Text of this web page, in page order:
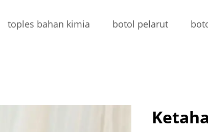
toples bahan kimia botol pelarut